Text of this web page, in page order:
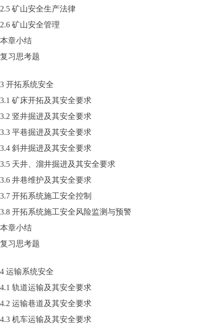
2.5 矿山安全生产法律
2.6 矿山安全管理
本章小结
复习思考题
3 开拓系统安全
3.1 矿床开拓及其安全要求
3.2 竖井掘进及其安全要求
3.3 平巷掘进及其安全要求
3.4 斜井掘进及其安全要求
3.5 天井、溜井掘进及其安全要求
3.6 井巷维护及其安全要求
3.7 开拓系统施工安全控制
3.8 开拓系统施工安全风险监测与预警
本章小结
复习思考题
4 运输系统安全
4.1 轨道运输及其安全要求
4.2 运输巷道及其安全要求
4.3 机车运输及其安全要求